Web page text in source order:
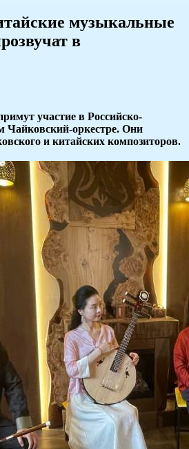
музыкальные
в
участие в Российско-
Чайковский-оркестре. Они
и китайских композиторов.